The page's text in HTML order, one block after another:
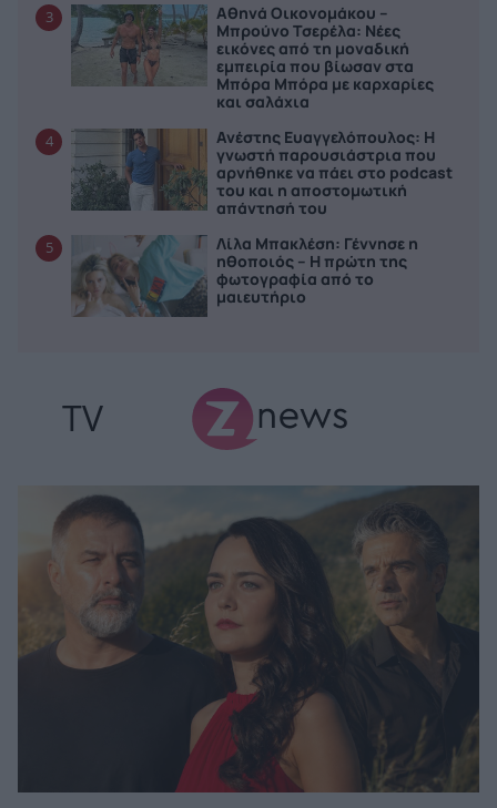
3
Αθηνά Οικονομάκου –
Μπρούνο Τσερέλα: Νέες
εικόνες από τη μοναδική
εμπειρία που βίωσαν στα
Μπόρα Μπόρα με καρχαρίες
και σαλάχια
4
Ανέστης Ευαγγελόπουλος: Η
γνωστή παρουσιάστρια που
αρνήθηκε να πάει στο podcast
του και η αποστομωτική
απάντησή του
5
Λίλα Μπακλέση: Γέννησε η
ηθοποιός – Η πρώτη της
φωτογραφία από το
μαιευτήριο
TV